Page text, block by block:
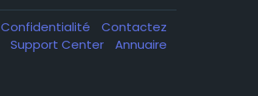
Confidentialité
Contactez
Support Center Annuaire